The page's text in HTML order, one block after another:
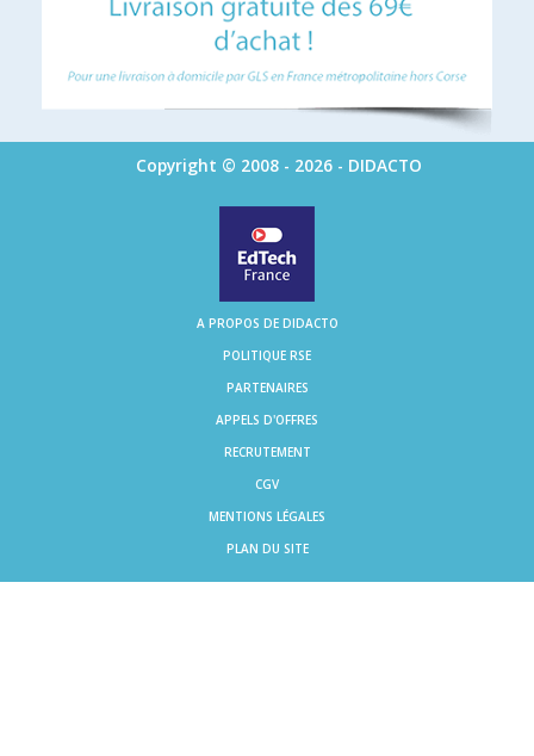
Copyright © 2008 - 2026 - DIDACTO
A PROPOS DE DIDACTO
POLITIQUE RSE
PARTENAIRES
APPELS D'OFFRES
RECRUTEMENT
CGV
MENTIONS LÉGALES
PLAN DU SITE